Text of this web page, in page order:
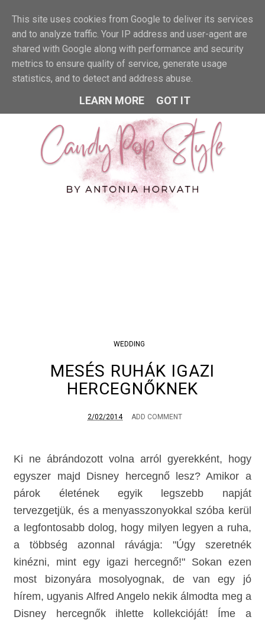
MENU
WEDDING
MESÉS RUHÁK IGAZI
HERCEGNŐKNEK
2/02/2014 ADD COMMENT
Ki ne ábrándozott volna arról gyerekként, hogy
egyszer majd Disney hercegnő lesz? Amikor a
párok életének egyik legszebb napját
tervezgetjük, és a menyasszonyokkal szóba kerül
a legfontosabb dolog, hogy milyen legyen a ruha,
a többség azonnal rávágja: "Úgy szeretnék
kinézni, mint egy igazi hercegnő!" Sokan ezen
most bizonyára mosolyognak, de van egy jó
hírem, ugyanis Alfred Angelo nekik álmodta meg a
Disney hercegnők ihlette kollekcióját! Íme a
This site uses cookies from Google to deliver its services
and to analyze traffic. Your IP address and user-agent are
shared with Google along with performance and security
metrics to ensure quality of service, generate usage
statistics, and to detect and address abuse.
LEARN MORE GOT IT